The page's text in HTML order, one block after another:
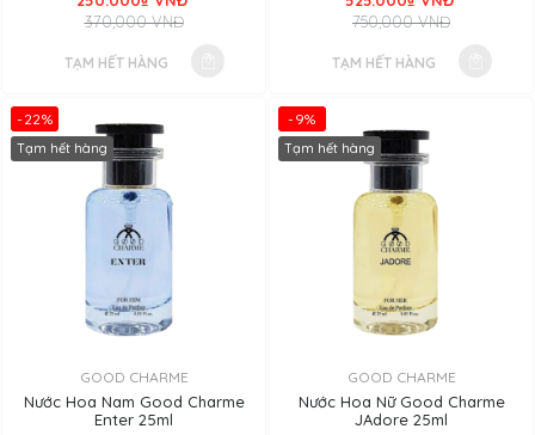
370,000 VNĐ
TẠM HẾT HÀNG
750,000 VNĐ
TẠM HẾT HÀNG
-22%
Tạm hết hàng
GOOD CHARME
Nước Hoa Nam Good Charme
Enter 25ml
-9%
Tạm hết hàng
GOOD CHARME
Nước Hoa Nữ Good Charme
JAdore 25ml